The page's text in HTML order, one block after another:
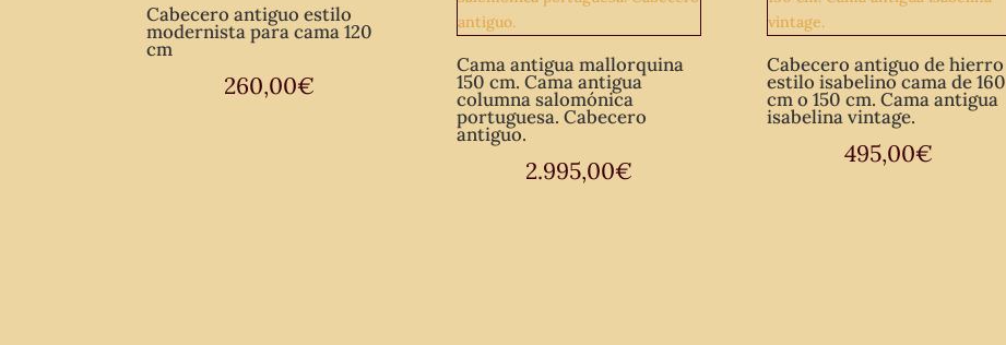
Cabecero antiguo estilo
modernista para cama 120
cm
260,00€
Cama antigua mallorquina
150 cm. Cama antigua
columna salomónica
portuguesa. Cabecero
antiguo.
2.995,00€
Cabecero antiguo de hierro
estilo isabelino cama de 160
cm o 150 cm. Cama antigua
isabelina vintage.
495,00€